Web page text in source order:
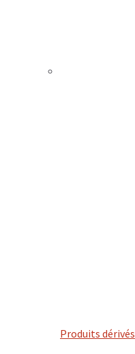
Produits dérivés